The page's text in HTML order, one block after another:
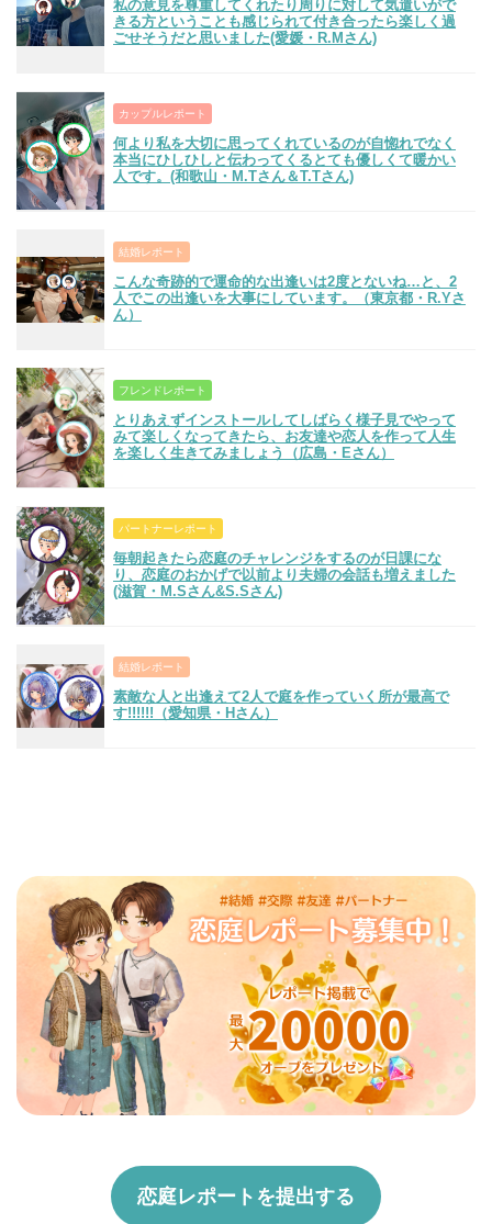
私の意見を尊重してくれたり周りに対して気遣いがで
きる方ということも感じられて付き合ったら楽しく過
ごせそうだと思いました(愛媛・R.Mさん)
カップルレポート
何より私を大切に思ってくれているのが自惚れでなく
本当にひしひしと伝わってくるとても優しくて暖かい
人です。(和歌山・M.Tさん＆T.Tさん)
結婚レポート
こんな奇跡的で運命的な出逢いは2度とないね…と、2
人でこの出逢いを大事にしています。（東京都・R.Yさ
ん）
フレンドレポート
とりあえずインストールしてしばらく様子見でやって
みて楽しくなってきたら、お友達や恋人を作って人生
を楽しく生きてみましょう（広島・Eさん）
パートナーレポート
毎朝起きたら恋庭のチャレンジをするのが日課にな
り、恋庭のおかげで以前より夫婦の会話も増えました
(滋賀・M.Sさん&S.Sさん)
結婚レポート
素敵な人と出逢えて2人で庭を作っていく所が最高で
す!!!!!!（愛知県・Hさん）
恋庭レポートを提出する